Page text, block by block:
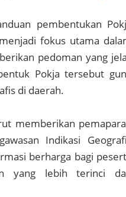
pembentukan
fokus utama
pedoman yang
Pokja tersebut
di daerah.
memberikan
Indikasi
berharga bagi
yang lebih terinci